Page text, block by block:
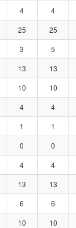
4 4
25 25
3 5
13 13
10 10
4 4
1 1
0 0
4 4
13 13
6 6
10 10